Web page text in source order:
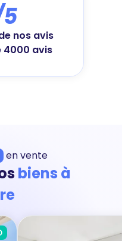
nos avis
4000 avis
en vente
biens à